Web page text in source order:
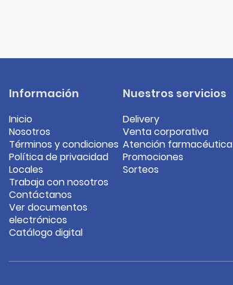
Información
Inicio
Nosotros
Términos y condiciones
Política de privacidad
Locales
Trabaja con nosotros
Contáctanos
Ver documentos
electrónicos
Catálogo digital
Nuestros servicios
Delivery
Venta corporativa
Atención farmacéutica
Promociones
Sorteos